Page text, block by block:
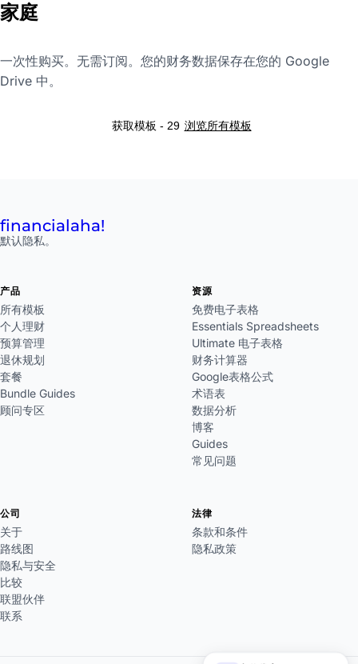
家庭
一次性购买。无需订阅。您的财务数据保存在您的 Google
Drive 中。
获取模板 - 29 浏览所有模板
financialaha!
默认隐私。
产品
所有模板
个人理财
预算管理
退休规划
套餐
Bundle Guides
顾问专区
资源
免费电子表格
Essentials Spreadsheets
Ultimate 电子表格
财务计算器
Google表格公式
术语表
数据分析
博客
Guides
常见问题
公司
关于
路线图
隐私与安全
比较
联盟伙伴
联系
法律
条款和条件
隐私政策